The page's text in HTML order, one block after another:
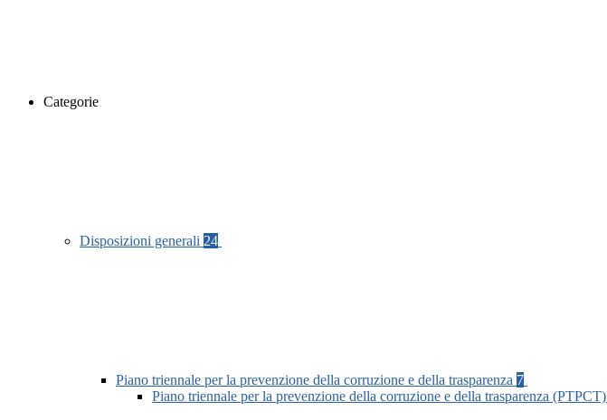
Categorie
Disposizioni generali 24
Piano triennale per la prevenzione della corruzione e della trasparenza 7
Piano triennale per la prevenzione della corruzione e della trasparenza (PTPCT)